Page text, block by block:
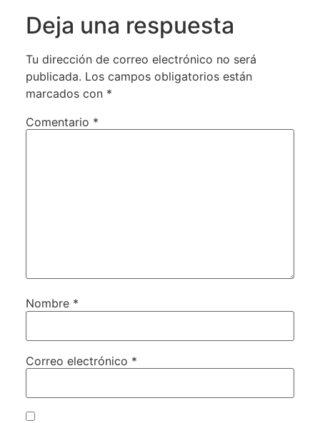
Deja una respuesta
Tu dirección de correo electrónico no será
publicada. Los campos obligatorios están
marcados con *
Comentario *
Nombre *
Correo electrónico *